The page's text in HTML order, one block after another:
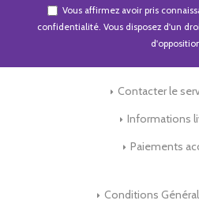
Vous affirmez avoir pris
confidentialité. Vous disposez d'un
Contacter le
Informations
Paiements
Conditions